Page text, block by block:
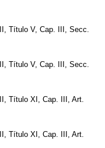
Título V, Cap. III, Secc.
Título V, Cap. III, Secc.
Título XI, Cap. III, Art.
Título XI, Cap. III, Art.